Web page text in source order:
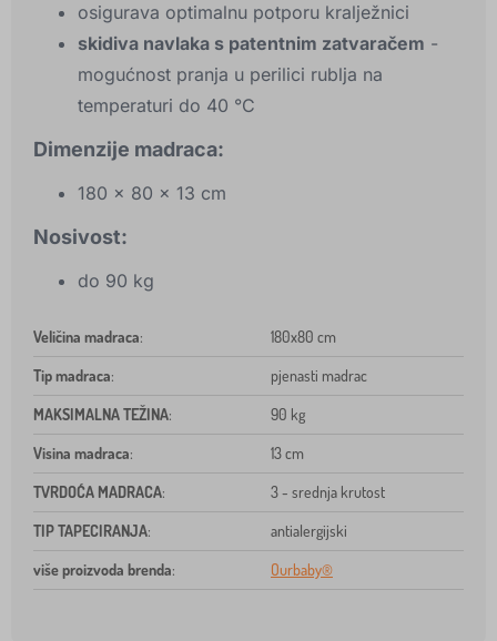
osigurava optimalnu potporu kralježnici
skidiva navlaka s patentnim zatvaračem -
mogućnost pranja u perilici rublja na
temperaturi do 40 °C
Dimenzije madraca:
180 x 80 x 13 cm
Nosivost:
do 90 kg
Veličina madraca: 180x80 cm
Tip madraca: pjenasti madrac
MAKSIMALNA TEŽINA: 90 kg
Visina madraca: 13 cm
TVRDOĆA MADRACA: 3 - srednja krutost
TIP TAPECIRANJA: antialergijski
više proizvoda brenda: Ourbaby®